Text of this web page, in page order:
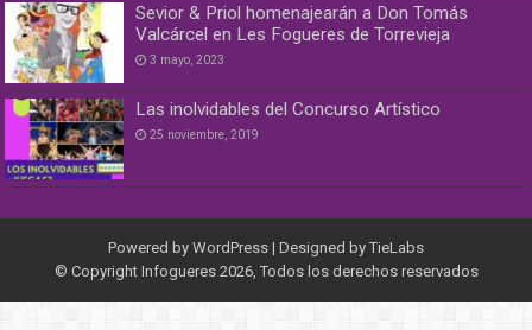
Sevior & Priol homenajearán a Don Tomás
Valcárcel en Les Fogueres de Torrevieja
3 mayo, 2023
Las inolvidables del Concurso Artístico
25 noviembre, 2019
Powered by WordPress | Designed by TieLabs
© Copyright Infogueres 2026, Todos los derechos reservados